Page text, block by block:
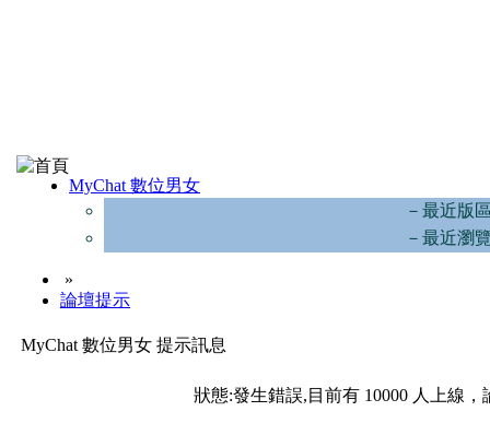
MyChat 數位男女
－最近版
－最近瀏
»
論壇提示
MyChat 數位男女 提示訊息
狀態:發生錯誤,目前有 10000 人上線